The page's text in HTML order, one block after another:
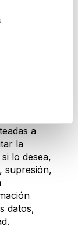
a
la
lo desea,
supresión,
datos,